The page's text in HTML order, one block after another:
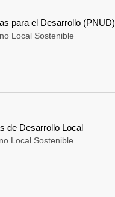
para el Desarrollo (PNUD)
Local Sostenible
de Desarrollo Local
Local Sostenible